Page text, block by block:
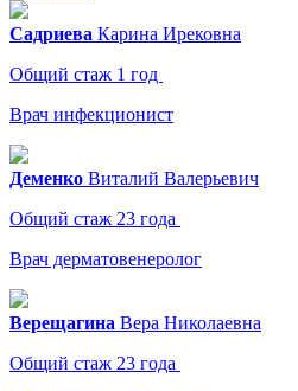
Садриева Карина Ирековна
Общий стаж 1 год
Врач инфекционист
Деменко Виталий Валерьевич
Общий стаж 23 года
Врач дерматовенеролог
Верещагина Вера Николаевна
Общий стаж 23 года